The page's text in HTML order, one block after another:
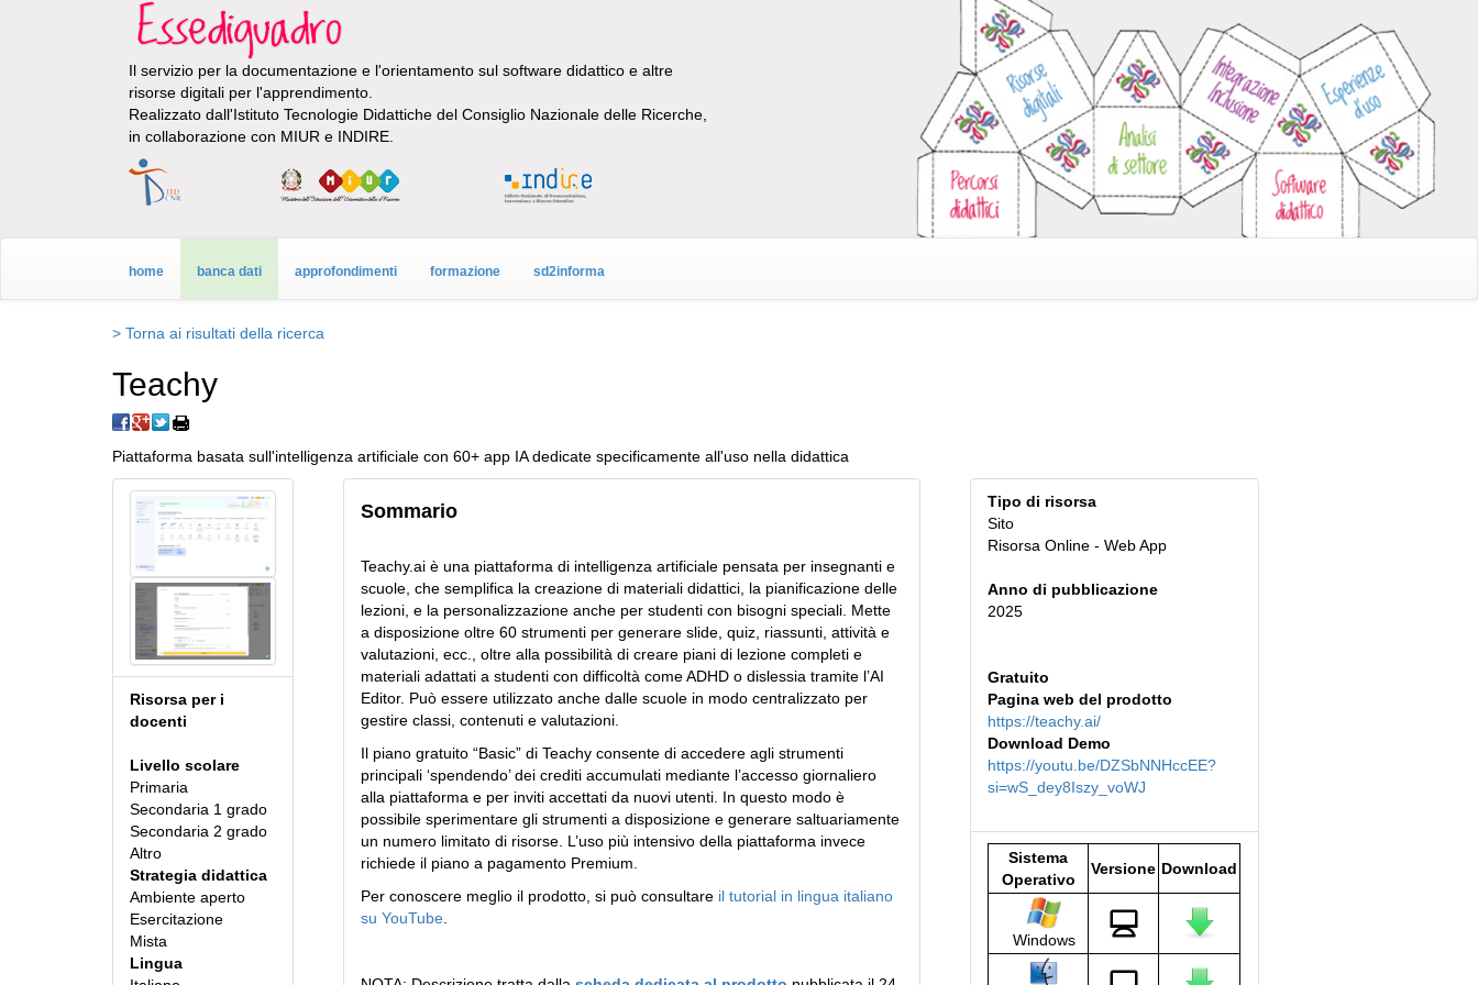
Il servizio per la documentazione e l'orientamento sul software didattico e altre
risorse digitali per l'apprendimento.
Realizzato dall'Istituto Tecnologie Didattiche del Consiglio Nazionale delle Ricerche,
in collaborazione con MIUR e INDIRE.
home banca dati approfondimenti formazione sd2informa
> Torna ai risultati della ricerca
Teachy
Piattaforma basata sull'intelligenza artificiale con 60+ app IA dedicate specificamente all'uso nella didattica
Risorsa per i
docenti
Livello scolare
Primaria
Secondaria 1 grado
Secondaria 2 grado
Altro
Strategia didattica
Ambiente aperto
Esercitazione
Mista
Lingua
Sommario
Teachy.ai è una piattaforma di intelligenza artificiale pensata per insegnanti e
scuole, che semplifica la creazione di materiali didattici, la pianificazione delle
lezioni, e la personalizzazione anche per studenti con bisogni speciali. Mette
a disposizione oltre 60 strumenti per generare slide, quiz, riassunti, attività e
valutazioni, ecc., oltre alla possibilità di creare piani di lezione completi e
materiali adattati a studenti con difficoltà come ADHD o dislessia tramite l’AI
Editor. Può essere utilizzato anche dalle scuole in modo centralizzato per
gestire classi, contenuti e valutazioni.
Il piano gratuito “Basic” di Teachy consente di accedere agli strumenti
principali ‘spendendo’ dei crediti accumulati mediante l’accesso giornaliero
alla piattaforma e per inviti accettati da nuovi utenti. In questo modo è
possibile sperimentare gli strumenti a disposizione e generare saltuariamente
un numero limitato di risorse. L’uso più intensivo della piattaforma invece
richiede il piano a pagamento Premium.
Per conoscere meglio il prodotto, si può consultare il tutorial in lingua italiano
su YouTube.
Tipo di risorsa
Sito
Risorsa Online - Web App
Anno di pubblicazione
2025
Gratuito
Pagina web del prodotto
https://teachy.ai/
Download Demo
https://youtu.be/DZSbNNHccEE?
si=wS_dey8Iszy_voWJ
Sistema
Operativo
Versione Download
Windows